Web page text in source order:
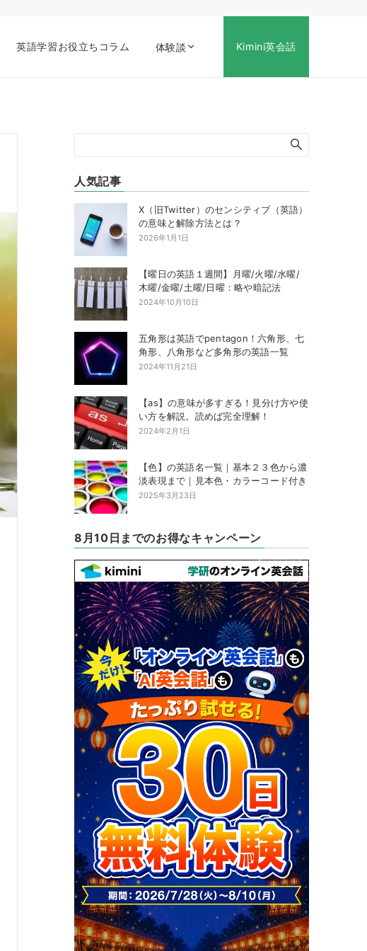
英語学習お役立ちコラム 体験談 Kimini英会話
人気記事
X（旧Twitter）のセンシティブ（英語）
の意味と解除方法とは？
2026年1月1日
【曜日の英語１週間】月曜/火曜/水曜/
木曜/金曜/土曜/日曜：略や暗記法
2024年10月10日
五角形は英語でpentagon！六角形、七
角形、八角形など多角形の英語一覧
2024年11月21日
【as】の意味が多すぎる！見分け方や使
い方を解説。読めば完全理解！
2024年2月1日
【色】の英語名一覧｜基本２３色から濃
淡表現まで｜見本色・カラーコード付き
2025年3月23日
8月10日までのお得なキャンペーン